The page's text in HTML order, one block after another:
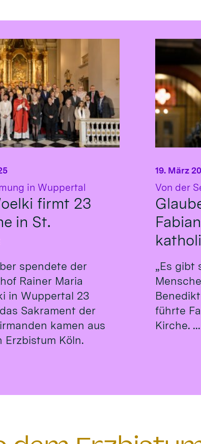
in Wuppertal
firmt 23
in St.
spendete der
Rainer Maria
in Wuppertal 23
Sakrament der
kamen aus
Erzbistum Köln.
Von der
19. März
„Es gibt
führte
Kirche. ...